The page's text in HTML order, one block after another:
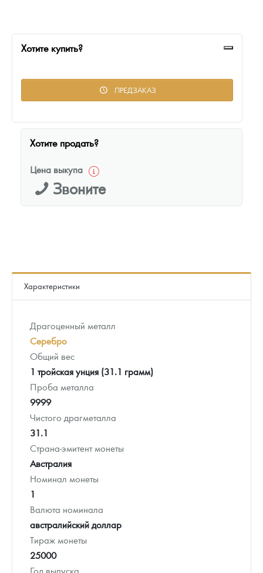
Наборы подарочных и коллекционных монет
Монеты и жетоны из недрагоценных металлов
Хотите купить?
ПРЕДЗАКАЗ
Хотите продать?
Цена выкупа
Звоните
Характеристики
Драгоценный металл
Серебро
Общий вес
1 тройская унция (31.1 грамм)
Проба металла
9999
Чистого драгметалла
31.1
Страна-эмитент монеты
Австралия
Номинал монеты
1
Валюта номинала
австралийский доллар
Тираж монеты
25000
Год выпуска